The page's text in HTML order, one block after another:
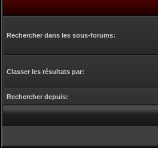
Rechercher dans les sous-forums:
Classer les résultats par:
Rechercher depuis: